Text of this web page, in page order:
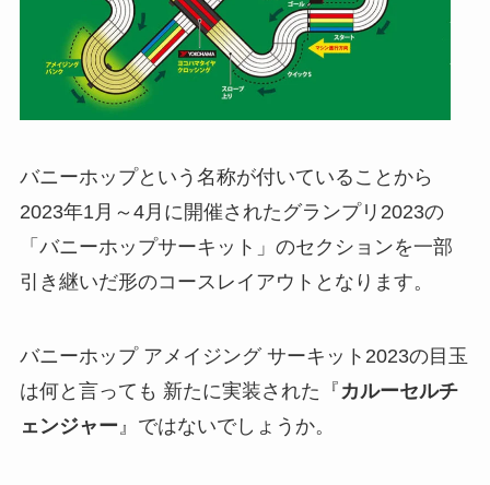
バニーホップという名称が付いていることから
2023年1月～4月に開催されたグランプリ2023の
「バニーホップサーキット」のセクションを一部
引き継いだ形のコースレイアウトとなります。
バニーホップ アメイジング サーキット2023の目玉
は何と言っても 新たに実装された『 カルーセルチ
ェンジャー 』ではないでしょうか。